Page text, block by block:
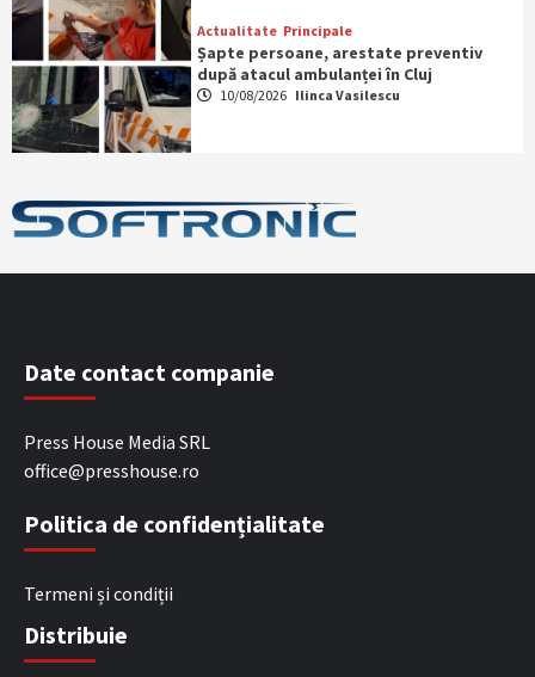
Actualitate Principale
Șapte persoane, arestate preventiv
după atacul ambulanței în Cluj
10/08/2026 Ilinca Vasilescu
Date contact companie
Press House Media SRL
office@presshouse.ro
Politica de confidențialitate
Termeni și condiții
Distribuie